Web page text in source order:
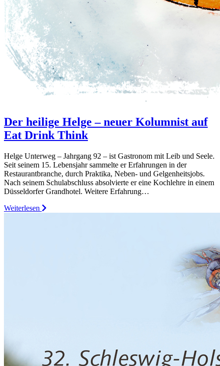
Der heilige Helge – neuer Kolumnist auf
Eat Drink Think
Helge Unterweg – Jahrgang 92 – ist Gastronom mit Leib und Seele.
Seit seinem 15. Lebensjahr sammelte er Erfahrungen in der
Restaurantbranche, durch Praktika, Neben- und Gelgenheitsjobs.
Nach seinem Schulabschluss absolvierte er eine Kochlehre in einem
Düsseldorfer Grandhotel. Weitere Erfahrung…
Weiterlesen